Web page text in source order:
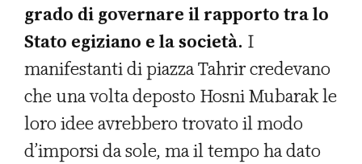
grado di governare il rapporto tra lo
Stato egiziano e la società. I
manifestanti di piazza Tahrir credevano
che una volta deposto Hosni Mubarak le
loro idee avrebbero trovato il modo
d’imporsi da sole, ma il tempo ha dato